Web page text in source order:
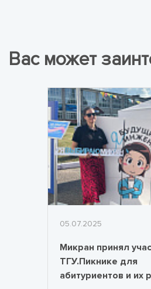
Вас может
05.07.2025
Микран принял
ТГУ.Пикнике для
абитуриентов и их